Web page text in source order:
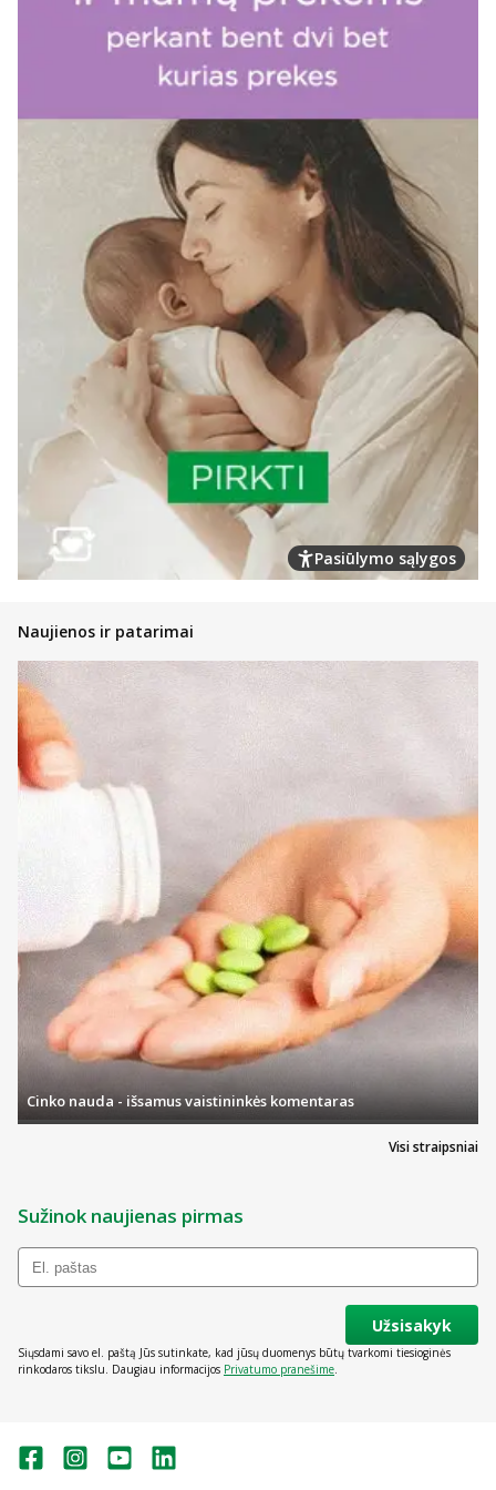
Pasiūlymo sąlygos
Naujienos ir patarimai
Visi straipsniai
Cinko nauda - išsamus vaistininkės komentaras
Sužinok naujienas pirmas
Užsisakyk
Siųsdami savo el. paštą Jūs sutinkate, kad jūsų duomenys būtų tvarkomi tiesioginės
rinkodaros tikslu. Daugiau informacijos Privatumo pranešime.